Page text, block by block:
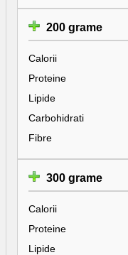
200 grame
Calorii
Proteine
Lipide
Carbohidrati
Fibre
300 grame
Calorii
Proteine
Lipide